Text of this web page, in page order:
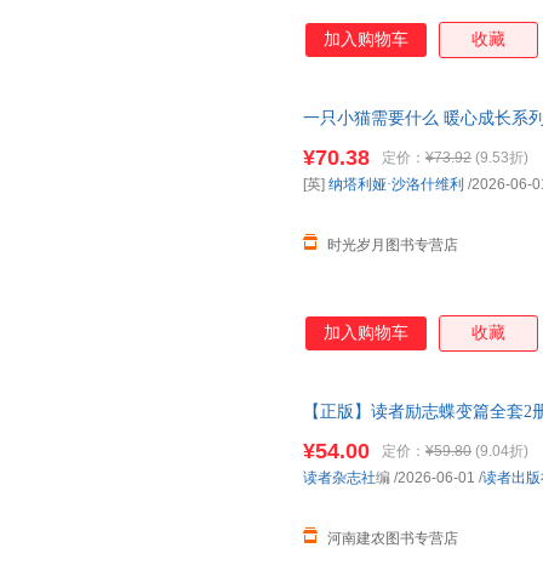
加入购物车 收藏
一只小猫需要什么 暖心成长系
¥70.38 定价： ¥73.92 (9.53折)
时光岁月图书专营店
[英] 纳塔利娅·沙洛什维利 /2026-06-
加入购物车 收藏
【正版】读者励志蝶变篇全套2
¥54.00 定价： ¥59.80 (9.04折)
河南建农图书专营店
读者杂志社编 /2026-06-01 /读者出